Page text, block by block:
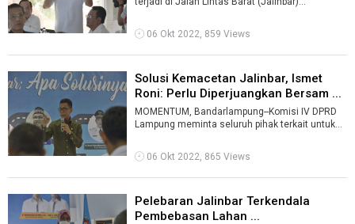
06 Okt 2022, 859 Views
Solusi Kemacetan Jalinbar, Ismet
Roni: Perlu Diperjuangkan Bersam ...
MOMENTUM, Bandarlampung--Komisi IV DPRD
Lampung meminta seluruh pihak terkait untuk
06 Okt 2022, 865 Views
Pelebaran Jalinbar Terkendala
Pembebasan Lahan ...